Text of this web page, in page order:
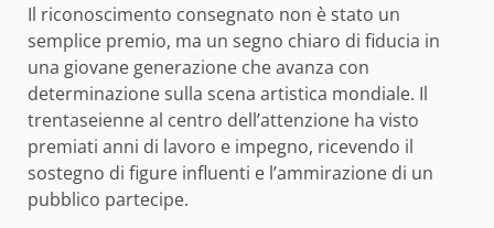
Il riconoscimento consegnato non è stato un
semplice premio, ma un segno chiaro di fiducia in
una giovane generazione che avanza con
determinazione sulla scena artistica mondiale. Il
trentaseienne al centro dell’attenzione ha visto
premiati anni di lavoro e impegno, ricevendo il
sostegno di figure influenti e l’ammirazione di un
pubblico partecipe.